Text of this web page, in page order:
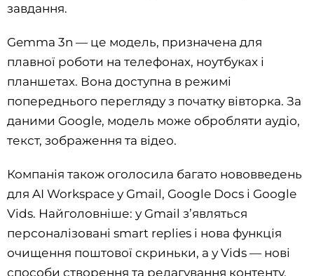
завдання.
Gemma 3n — це модель, призначена для
плавної роботи на телефонах, ноутбуках і
планшетах. Вона доступна в режимі
попереднього перегляду з початку вівторка. За
даними Google, модель може обробляти аудіо,
текст, зображення та відео.
Компанія також оголосила багато нововведень
для AI Workspace у Gmail, Google Docs і Google
Vids. Найголовніше: у Gmail з’являться
персоналізовані smart replies і нова функція
очищення поштової скриньки, а у Vids — нові
способи створення та редагування контенту.